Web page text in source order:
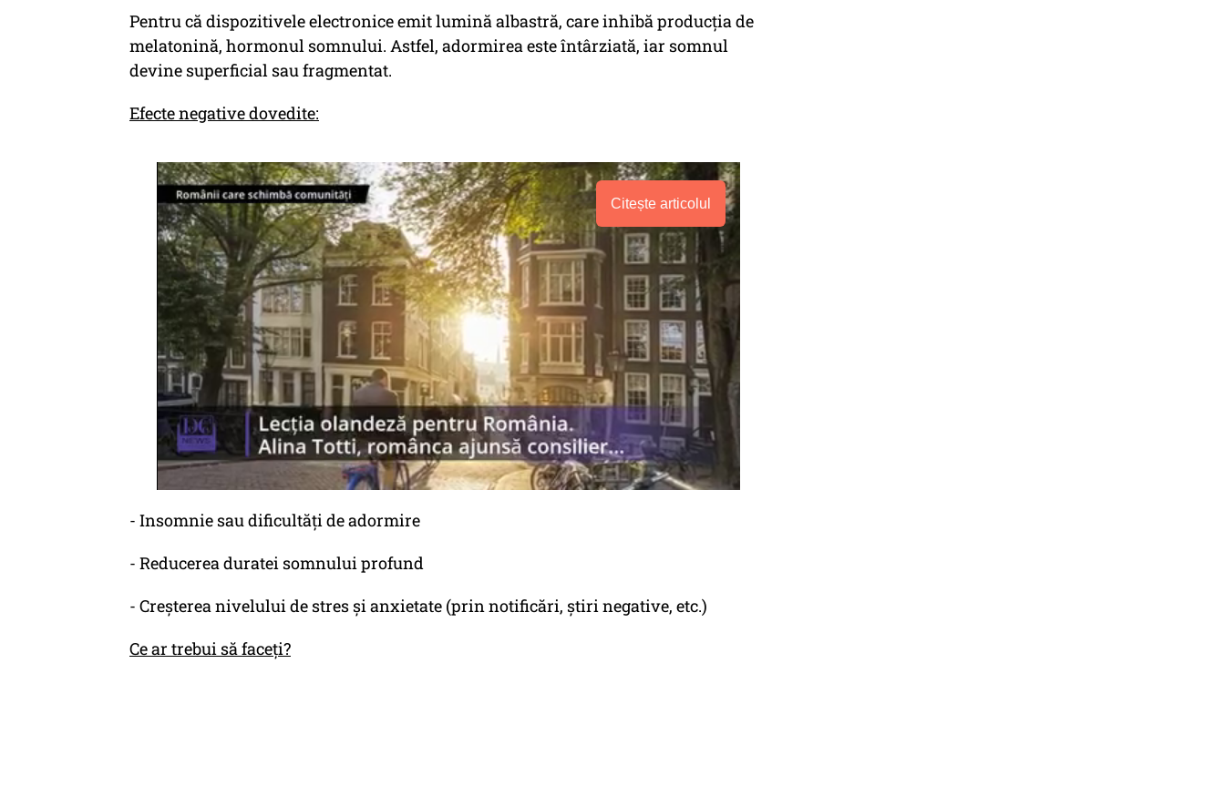
Pentru că dispozitivele electronice emit lumină albastră, care inhibă producția de
melatonină, hormonul somnului. Astfel, adormirea este întârziată, iar somnul
devine superficial sau fragmentat.
Efecte negative dovedite:
Citește articolul
- Insomnie sau dificultăți de adormire
- Reducerea duratei somnului profund
- Creșterea nivelului de stres și anxietate (prin notificări, știri negative, etc.)
Ce ar trebui să faceți?